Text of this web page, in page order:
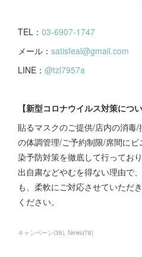
TEL： 03-6907-1747
メール： satisfeal@gmail.com
LINE： @tzl7957a
【新型コロナウイルス対策につい
貼るマスクのご提供/店内の消毒
の体調管理/ご予約制限/席間に
染予防対策を徹底して行ってお
出自粛などやむを得ない理由で
も、柔軟にご対応させていただ
ください。
キャンペーン(36) News(78)